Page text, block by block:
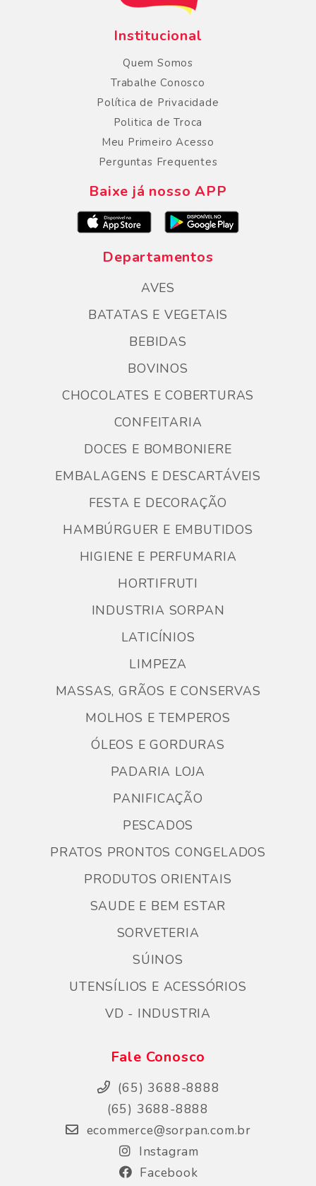
Institucional
Quem Somos
Trabalhe Conosco
Política de Privacidade
Politica de Troca
Meu Primeiro Acesso
Perguntas Frequentes
Baixe já nosso APP
Departamentos
AVES
BATATAS E VEGETAIS
BEBIDAS
BOVINOS
CHOCOLATES E COBERTURAS
CONFEITARIA
DOCES E BOMBONIERE
EMBALAGENS E DESCARTÁVEIS
FESTA E DECORAÇÃO
HAMBÚRGUER E EMBUTIDOS
HIGIENE E PERFUMARIA
HORTIFRUTI
INDUSTRIA SORPAN
LATICÍNIOS
LIMPEZA
MASSAS, GRÃOS E CONSERVAS
MOLHOS E TEMPEROS
ÓLEOS E GORDURAS
PADARIA LOJA
PANIFICAÇÃO
PESCADOS
PRATOS PRONTOS CONGELADOS
PRODUTOS ORIENTAIS
SAUDE E BEM ESTAR
SORVETERIA
SÚINOS
UTENSÍLIOS E ACESSÓRIOS
VD - INDUSTRIA
Fale Conosco
(65) 3688-8888
(65) 3688-8888
ecommerce@sorpan.com.br
Instagram
Facebook